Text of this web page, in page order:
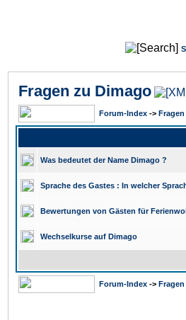
Fragen zu Dimago
Forum-Index ->
Was bedeutet der Name Dimago ?
Sprache des Gastes : In welcher
Bewertungen von Gästen für
Wechselkurse auf Dimago
Forum-Index ->